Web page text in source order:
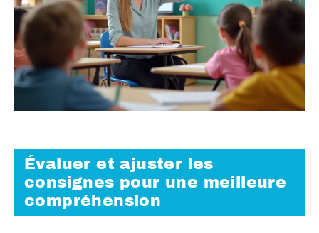
Évaluer et ajuster les
consignes pour une meilleure
compréhension